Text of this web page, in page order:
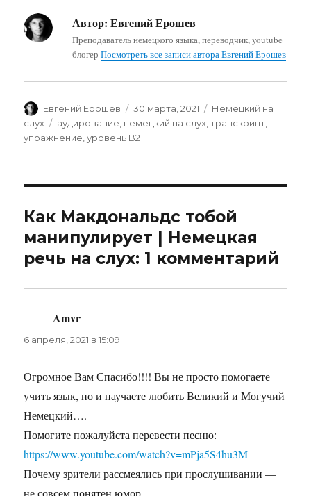
Автор: Евгений Ерошев
Преподаватель немецкого языка, переводчик, youtube
блогерПосмотреть все записи автора Евгений Ерошев
Автор
Евгений Ерошев Опубликовано
30 марта, 2021 Рубрики
Немецкий на
слух
Метки
аудирование, немецкий на слух,транскрипт,
упражнение,уровень B2
Как Макдональдс тобой
манипулирует | Немецкая
речь на слух: 1 комментарий
Amvr
6 апреля, 2021 в 15:09
Огромное Вам Спасибо!!!! Вы не просто помогаете
учить язык, но и научаете любить Великий и Могучий
Немецкий….
Помогите пожалуйста перевести песню:
https://www.youtube.com/watch?v=mPja5S4hu3M
Почему зрители рассмеялись при прослушивании —